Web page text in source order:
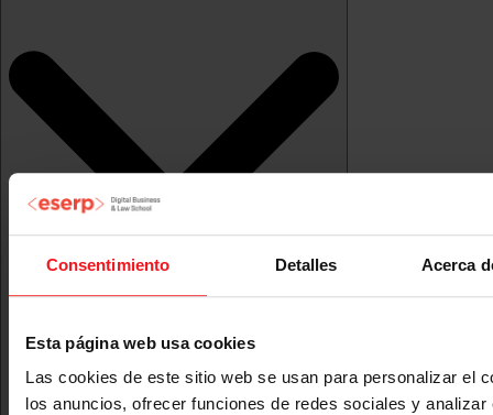
Consentimiento Detalles Acerca
Esta página web usa cookies
Las cookies de este sitio web se usan para personalizar el
los anuncios, ofrecer funciones de redes sociales y analizar